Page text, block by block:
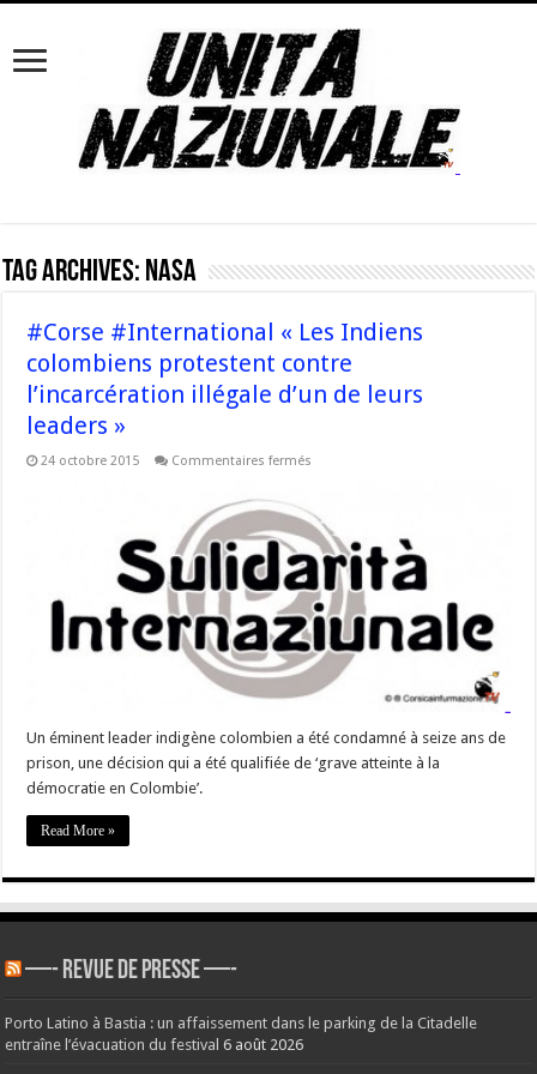
Tag Archives: Nasa
#Corse #International « Les Indiens
colombiens protestent contre
l’incarcération illégale d’un de leurs
leaders »
24 octobre 2015 Commentaires fermés
Indiens
colombiens
protestent
contre
l’incarcération
illégale
d’un
de
leurs
leaders »
Un éminent leader indigène colombien a été condamné à seize ans de
prison, une décision qui a été qualifiée de ‘grave atteinte à la
démocratie en Colombie’.
Read More »
—- REVUE DE PRESSE —-
Porto Latino à Bastia : un affaissement dans le parking de la Citadelle
entraîne l’évacuation du festival 6 août 2026